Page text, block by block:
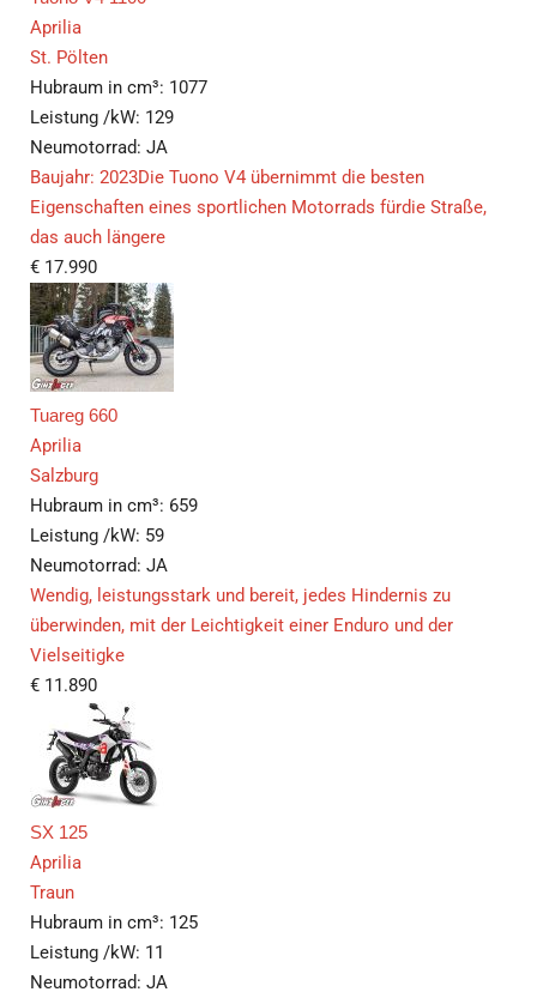
Aprilia
St. Pölten
Hubraum in cm³: 1077
Leistung /kW: 129
Neumotorrad: JA
Baujahr: 2023Die Tuono V4 übernimmt die besten
Eigenschaften eines sportlichen Motorrads fürdie Straße,
das auch längere
€ 17.990
Tuareg 660
Aprilia
Salzburg
Hubraum in cm³: 659
Leistung /kW: 59
Neumotorrad: JA
Wendig, leistungsstark und bereit, jedes Hindernis zu
überwinden, mit der Leichtigkeit einer Enduro und der
Vielseitigke
€ 11.890
SX 125
Aprilia
Traun
Hubraum in cm³: 125
Leistung /kW: 11
Neumotorrad: JA